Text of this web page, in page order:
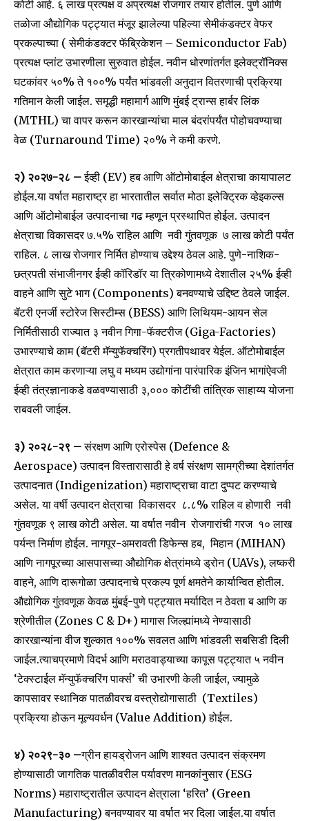
Join our community of
SUBSCRIBERS and be part of the
conversation.
or click the subscribe button below. Don't worry, we respect
your privacy and won't spam your inbox. Your information is
safe with us.
कोटी आहे. ६ लाख प्रत्यक्ष व अप्रत्यक्ष रोजगार तयार होतील. पुणे आणि
तळोजा औद्योगिक पट्ट्यात मंजूर झालेल्या पहिल्या सेमीकंडक्टर वेफर
प्रकल्पाच्या ( सेमीकंडक्टर फॅब्रिकेशन – Semiconductor Fab)
प्रत्यक्ष प्लांट उभारणीला सुरुवात होईल. नवीन धोरणांतर्गत इलेक्ट्रॉनिक्स
घटकांवर ५०% ते १००% पर्यंत भांडवली अनुदान वितरणाची प्रक्रिया
गतिमान केली जाईल. समृद्धी महामार्ग आणि मुंबई ट्रान्स हार्बर लिंक
(MTHL) चा वापर करून कारखान्यांचा माल बंदरांपर्यंत पोहोचवण्याचा
वेळ (Turnaround Time) २०% ने कमी करणे.
२) २०२७-२८ –ईव्ही (EV) हब आणि ऑटोमोबाईल क्षेत्राचा कायापालट
होईल.या वर्षात महाराष्ट्र हा भारतातील सर्वात मोठा इलेक्ट्रिक व्हेइकल्स
आणि ऑटोमोबाईल उत्पादनाचा गढ म्हणून प्रस्थापित होईल. उत्पादन
क्षेत्राचा विकासदर ७.५% राहिल आणि नवी गुंतवणूक ₹७ लाख कोटी पर्यंत
राहिल. ८ लाख रोजगार निर्मित होण्याच उद्देश्य ठेवल आहे. पुणे-नाशिक-
छत्रपती संभाजीनगर ईव्ही कॉरिडॉर या त्रिकोणामध्ये देशातील २५% ईव्ही
वाहने आणि सुटे भाग (Components) बनवण्याचे उद्दिष्ट ठेवले जाईल.
बॅटरी एनर्जी स्टोरेज सिस्टीम्स (BESS) आणि लिथियम-आयन सेल
निर्मितीसाठी राज्यात ३ नवीन गिगा-फॅक्टरीज (Giga-Factories)
उभारण्याचे काम (बॅटरी मॅन्युफॅक्चरिंग) प्रगतीपथावर येईल. ऑटोमोबाईल
क्षेत्रात काम करणाऱ्या लघु व मध्यम उद्योगांना पारंपारिक इंजिन भागांऐवजी
ईव्ही तंत्रज्ञानाकडे वळवण्यासाठी ₹३,००० कोटींची तांत्रिक साहाय्य योजना
राबवली जाईल.
३) २०२८-२९ –संरक्षण आणि एरोस्पेस (Defence &
Aerospace) उत्पादन विस्तारासाठी हे वर्ष संरक्षण सामग्रीच्या देशांतर्गत
उत्पादनात (Indigenization) महाराष्ट्राचा वाटा दुप्पट करण्याचे
असेल. या वर्षी उत्पादन क्षेत्राचा विकासदर ८.८% राहिल व होणारी नवी
गुंतवणूक ₹९ लाख कोटी असेल. या वर्षात नवीन रोजगारांची गरज १० लाख
पर्यन्त निर्माण होईल. नागपूर-अमरावती डिफेन्स हब, मिहान (MIHAN)
आणि नागपूरच्या आसपासच्या औद्योगिक क्षेत्रांमध्ये ड्रोन (UAVs), लष्करी
वाहने, आणि दारूगोळा उत्पादनाचे प्रकल्प पूर्ण क्षमतेने कार्यान्वित होतील.
औद्योगिक गुंतवणूक केवळ मुंबई-पुणे पट्ट्यात मर्यादित न ठेवता ब आणि क
श्रेणीतील (Zones C & D+) मागास जिल्ह्यांमध्ये नेण्यासाठी
कारखान्यांना वीज शुल्कात १००% सवलत आणि भांडवली सबसिडी दिली
जाईल.त्याचप्रमाणे विदर्भ आणि मराठवाड्याच्या कापूस पट्ट्यात ५ नवीन
‘टेक्स्टाईल मॅन्युफॅक्चरिंग पार्क्स’ ची उभारणी केली जाईल, ज्यामुळे
कापसावर स्थानिक पातळीवरच वस्त्रोद्योगासाठी (Textiles)
प्रक्रिया होऊन मूल्यवर्धन (Value Addition) होईल.
४) २०२९-३० –ग्रीन हायड्रोजन आणि शाश्वत उत्पादन संक्रमण
होण्यासाठी जागतिक पातळीवरील पर्यावरण मानकांनुसार (ESG
Norms) महाराष्ट्रातील उत्पादन क्षेत्राला ‘हरित’ (Green
Manufacturing) बनवण्यावर या वर्षात भर दिला जाईल.या वर्षात